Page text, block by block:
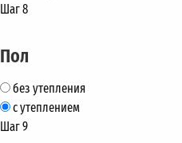
Шаг 8
Пол
без утепления
с утеплением
Шаг 9